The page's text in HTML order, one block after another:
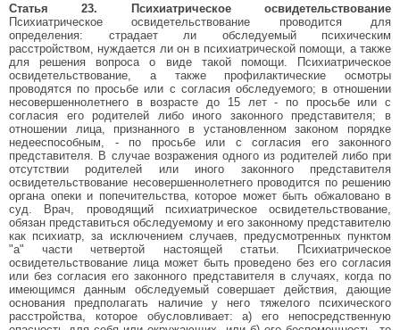
Статья 23. Психиатрическое освидетельствование
Психиатрическое освидетельствование проводится для
определения: страдает ли обследуемый психическим
расстройством, нуждается ли он в психиатрической помощи, а также
для решения вопроса о виде такой помощи. Психиатрическое
освидетельствование, а также профилактические осмотры
проводятся по просьбе или с согласия обследуемого; в отношении
несовершеннолетнего в возрасте до 15 лет - по просьбе или с
согласия его родителей либо иного законного представителя; в
отношении лица, признанного в установленном законом порядке
недееспособным, - по просьбе или с согласия его законного
представителя. В случае возражения одного из родителей либо при
отсутствии родителей или иного законного представителя
освидетельствование несовершеннолетнего проводится по решению
органа опеки и попечительства, которое может быть обжаловано в
суд. Врач, проводящий психиатрическое освидетельствование,
обязан представиться обследуемому и его законному представителю
как психиатр, за исключением случаев, предусмотренных пунктом
"а" части четвертой настоящей статьи. Психиатрическое
освидетельствование лица может быть проведено без его согласия
или без согласия его законного представителя в случаях, когда по
имеющимся данным обследуемый совершает действия, дающие
основания предполагать наличие у него тяжелого психического
расстройства, которое обусловливает: а) его непосредственную